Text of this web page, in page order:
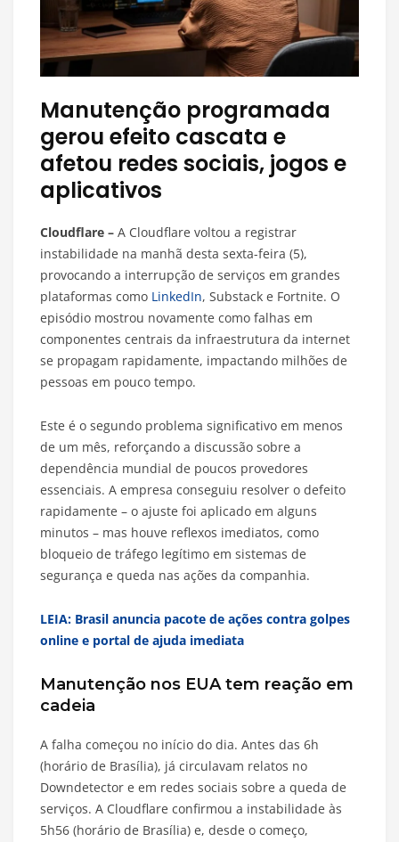
Manutenção programada
gerou efeito cascata e
afetou redes sociais, jogos e
aplicativos
Cloudflare – A Cloudflare voltou a registrar
instabilidade na manhã desta sexta-feira (5),
provocando a interrupção de serviços em grandes
plataformas como LinkedIn, Substack e Fortnite. O
episódio mostrou novamente como falhas em
componentes centrais da infraestrutura da internet
se propagam rapidamente, impactando milhões de
pessoas em pouco tempo.
Este é o segundo problema significativo em menos
de um mês, reforçando a discussão sobre a
dependência mundial de poucos provedores
essenciais. A empresa conseguiu resolver o defeito
rapidamente – o ajuste foi aplicado em alguns
minutos – mas houve reflexos imediatos, como
bloqueio de tráfego legítimo em sistemas de
segurança e queda nas ações da companhia.
LEIA: Brasil anuncia pacote de ações contra golpes
online e portal de ajuda imediata
Manutenção nos EUA tem reação em
cadeia
A falha começou no início do dia. Antes das 6h
(horário de Brasília), já circulavam relatos no
Downdetector e em redes sociais sobre a queda de
serviços. A Cloudflare confirmou a instabilidade às
5h56 (horário de Brasília) e, desde o começo,